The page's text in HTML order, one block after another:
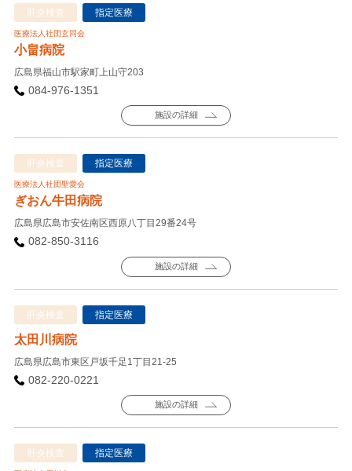
肝炎検査 指定医療
医療法人社団玄同会
小畠病院
広島県福山市駅家町上山守203
084-976-1351
施設の詳細
肝炎検査 指定医療
医療法人社団聖愛会
ぎおん牛田病院
広島県広島市安佐南区西原八丁目29番24号
082-850-3116
施設の詳細
肝炎検査 指定医療
太田川病院
広島県広島市東区戸坂千足1丁目21-25
082-220-0221
施設の詳細
肝炎検査 指定医療